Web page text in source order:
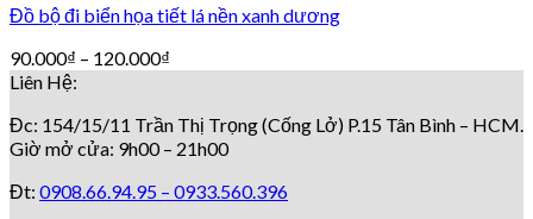
Đồ bộ đi biển họa tiết lá nền xanh dương
90.000₫ – 120.000₫
Liên Hệ:
Đc: 154/15/11 Trần Thị Trọng (Cống Lở) P.15 Tân Bình – HCM.
Giờ mở cửa: 9h00 – 21h00
Đt: 0908.66.94.95 – 0933.560.396